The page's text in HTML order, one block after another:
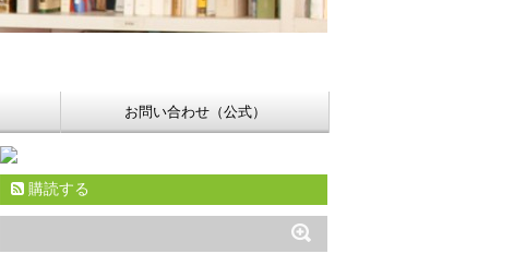
お問い合わせ（公式）
購読する